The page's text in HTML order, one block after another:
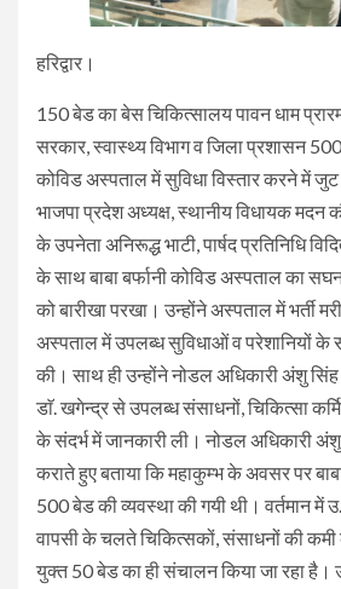
हरिद्वार।
150 बेड का बेस चिकित्सालय पावन धाम
सरकार, स्वास्थ्य विभाग व जिला प्रशासन 500
कोविड अस्पताल में सुविधा विस्तार करने में
भाजपा प्रदेश अध्यक्ष, स्थानीय विधायक मदन
के उपनेता अनिरूद्ध भाटी, पार्षद प्रतिनिधि
के साथ बाबा बर्फानी कोविड अस्पताल का
को बारीखा परखा। उन्होंने अस्पताल में भर्ती
अस्पताल में उपलब्ध सुविधाओं व परेशानियों के
की। साथ ही उन्होंने नोडल अधिकारी अंशु
डाॅ. खगेन्द्र से उपलब्ध संसाधनों, चिकित्सा
के संदर्भ में जानकारी ली। नोडल अधिकारी
कराते हुए बताया कि महाकुम्भ के अवसर पर
500 बेड की व्यवस्था की गयी थी। वर्तमान में
वापसी के चलते चिकित्सकों, संसाधनों की
युक्त 50 बेड का ही संचालन किया जा रहा है।